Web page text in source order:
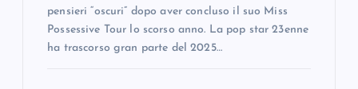
pensieri “oscuri” dopo aver concluso il suo Miss
Possessive Tour lo scorso anno. La pop star 23enne
ha trascorso gran parte del 2025…